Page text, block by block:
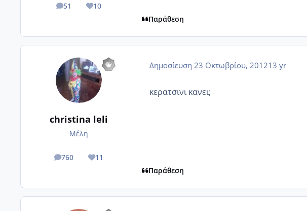
51
posts 10
Reputation
Παράθεση
christina leli
Μέλη
760
posts 11
Reputation
Δημοσίευση 23 Οκτωβρίου, 201213 yr
κερατσινι κανει;
Παράθεση